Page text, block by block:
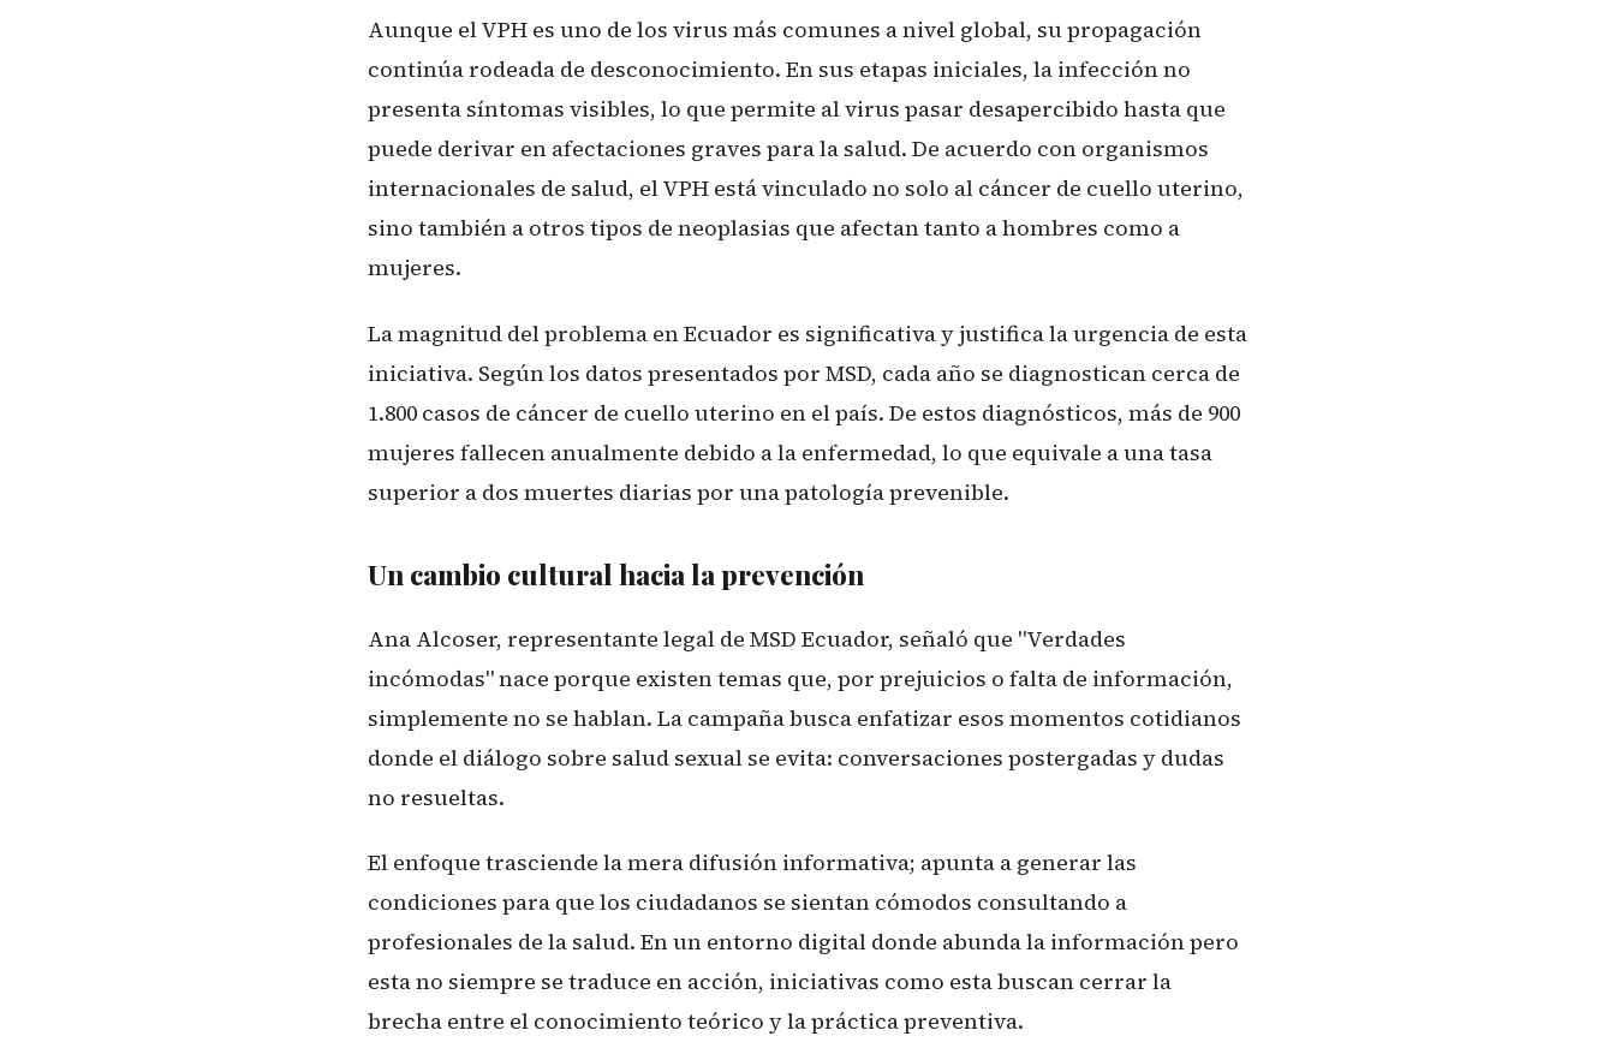
Aunque el VPH es uno de los virus más comunes a nivel global, su propagación
continúa rodeada de desconocimiento. En sus etapas iniciales, la infección no
presenta síntomas visibles, lo que permite al virus pasar desapercibido hasta que
puede derivar en afectaciones graves para la salud. De acuerdo con organismos
internacionales de salud, el VPH está vinculado no solo al cáncer de cuello uterino,
sino también a otros tipos de neoplasias que afectan tanto a hombres como a
mujeres.
La magnitud del problema en Ecuador es significativa y justifica la urgencia de esta
iniciativa. Según los datos presentados por MSD, cada año se diagnostican cerca de
1.800 casos de cáncer de cuello uterino en el país. De estos diagnósticos, más de 900
mujeres fallecen anualmente debido a la enfermedad, lo que equivale a una tasa
superior a dos muertes diarias por una patología prevenible.
Un cambio cultural hacia la prevención
Ana Alcoser, representante legal de MSD Ecuador, señaló que "Verdades
incómodas" nace porque existen temas que, por prejuicios o falta de información,
simplemente no se hablan. La campaña busca enfatizar esos momentos cotidianos
donde el diálogo sobre salud sexual se evita: conversaciones postergadas y dudas
no resueltas.
El enfoque trasciende la mera difusión informativa; apunta a generar las
condiciones para que los ciudadanos se sientan cómodos consultando a
profesionales de la salud. En un entorno digital donde abunda la información pero
esta no siempre se traduce en acción, iniciativas como esta buscan cerrar la
brecha entre el conocimiento teórico y la práctica preventiva.